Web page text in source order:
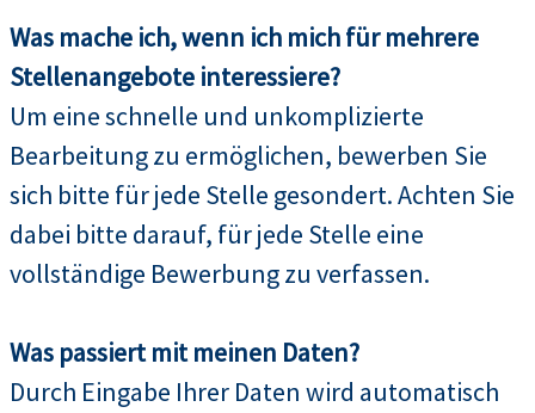
Was mache ich, wenn ich mich für mehrere
Stellenangebote interessiere?
Um eine schnelle und unkomplizierte
Bearbeitung zu ermöglichen, bewerben Sie
sich bitte für jede Stelle gesondert. Achten Sie
dabei bitte darauf, für jede Stelle eine
vollständige Bewerbung zu verfassen.
Was passiert mit meinen Daten?
Durch Eingabe Ihrer Daten wird automatisch